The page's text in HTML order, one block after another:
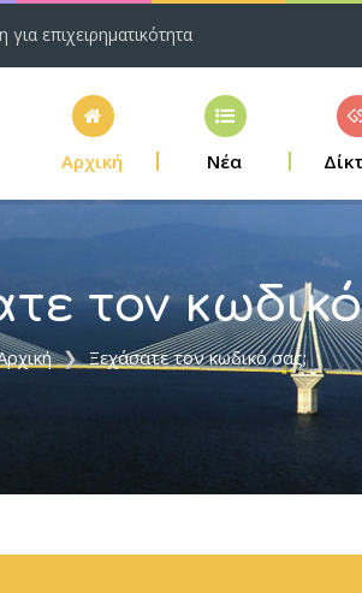
επιχειρηματικότητα
Αρχική Νέα
τον
Ξεχάσατε τον κωδικό σας;